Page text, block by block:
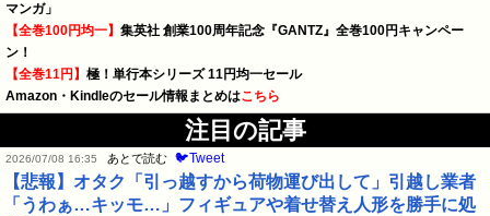
マンガ」
【全巻100円均一】 集英社 創業100周年記念『GANTZ』全巻100円キャンペー
ン！
【全巻11円】 極！単行本シリーズ 11円均一セール
Amazon・Kindleのセール情報まとめはこちら
注目の記事
2026/07/08 16:35 あとで読む 🐦Tweet
【悲報】オタク「引っ越すから荷物運び出して」引越し業者
「うわぁ…キッモ…」フィギュアや着せ替え人形を勝手に処